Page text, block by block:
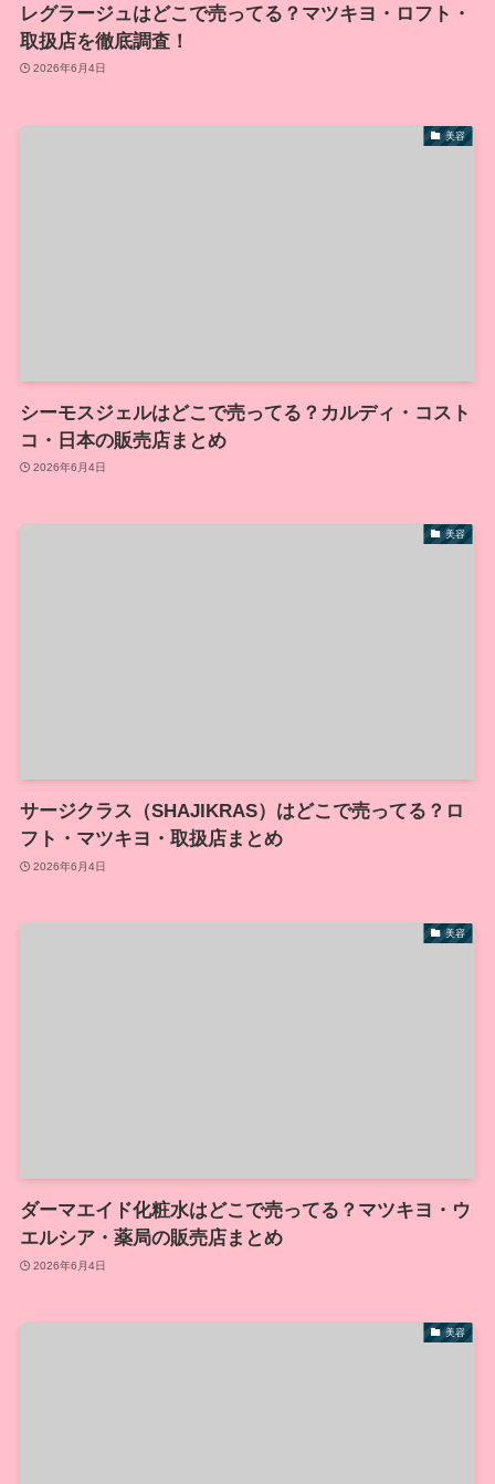
レグラージュはどこで売ってる？マツキヨ・ロフト・
取扱店を徹底調査！
2026年6月4日
美容
シーモスジェルはどこで売ってる？カルディ・コスト
コ・日本の販売店まとめ
2026年6月4日
美容
サージクラス（SHAJIKRAS）はどこで売ってる？ロ
フト・マツキヨ・取扱店まとめ
2026年6月4日
美容
ダーマエイド化粧水はどこで売ってる？マツキヨ・ウ
エルシア・薬局の販売店まとめ
2026年6月4日
美容